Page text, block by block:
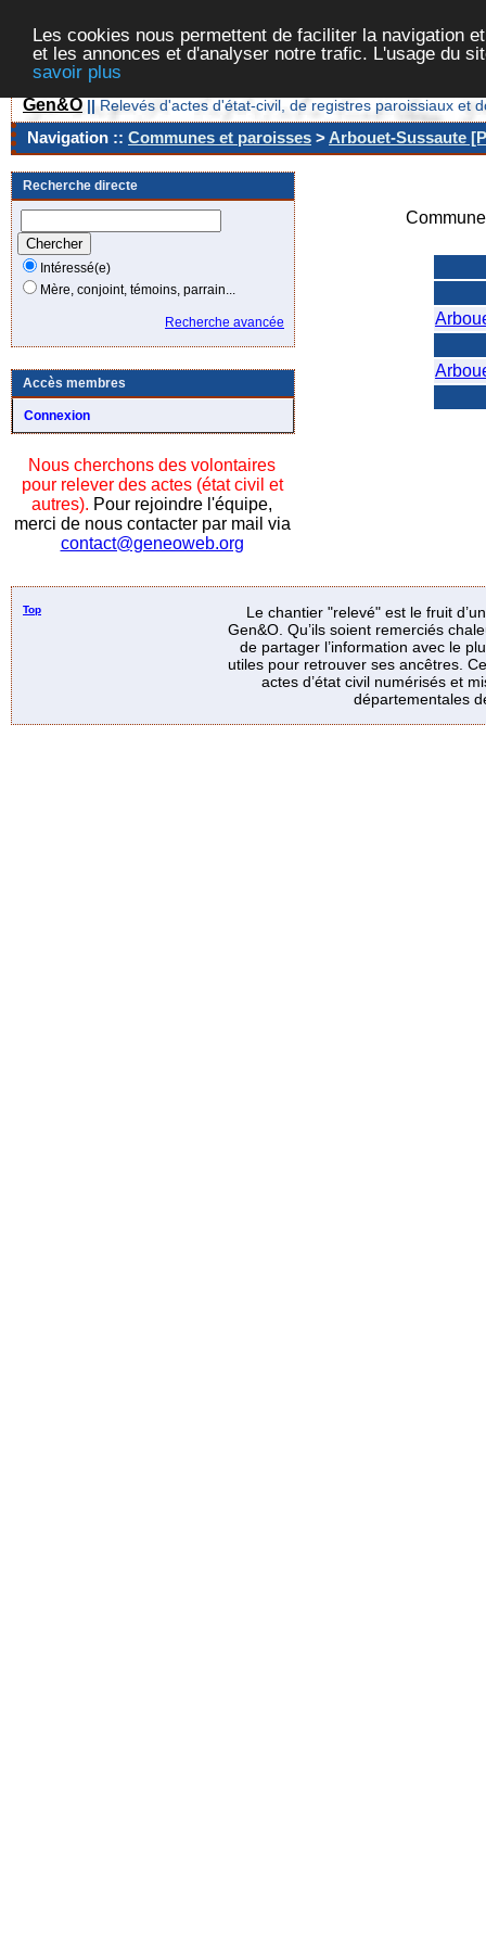
Les cookies nous permettent de faciliter la navigation
et les annonces et d'analyser notre trafic. L'usage du
savoir plus
Gen&O || Relevés d'actes d'état-civil, de registres paroissiaux et
Navigation :: Communes et paroisses >Arbouet-Sussaute
Recherche directe
Intéressé(e)
Mère, conjoint, témoins, parrain...
Recherche avancée
Accès membres
Connexion
Nous cherchons des volontaires
pour relever des actes (état civil et
autres). Pour rejoindre l'équipe,
merci de nous contacter par mail via
contact@geneoweb.org
Top
Le chantier "relevé" est le fruit
Gen&O. Qu’ils soient remerciés
de partager l’information avec le
utiles pour retrouver ses ancêtres.
actes d’état civil numérisés et
départementales